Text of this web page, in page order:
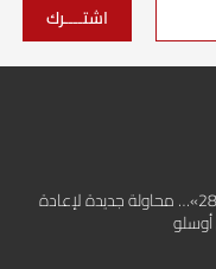
«القرار 2803»… محاولة جديدة لإعادة